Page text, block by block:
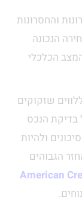
והחסרונות
הנכונה
הכלכלי
שזקוקים
בדיקת הנכס
ולהיות
הגבוהים